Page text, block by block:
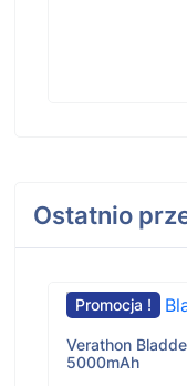
Ostatnio
Promocja !
Verathon
5000mAh